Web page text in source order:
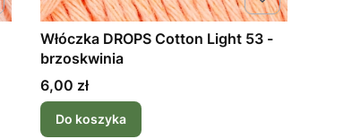
Włóczka DROPS Cotton Light 53 -
brzoskwinia
Cena
6,00 zł
Do koszyka